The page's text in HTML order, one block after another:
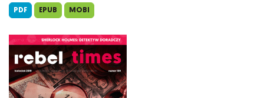
PDF EPUB MOBI